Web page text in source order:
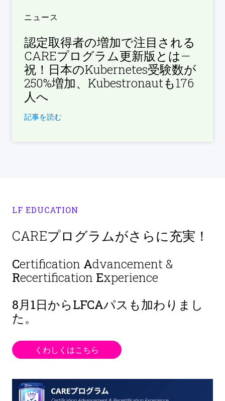
ニュース
認定取得者の増加で注目される
CAREプログラム更新版とは—
祝！日本のKubernetes受験数が
250%増加、Kubestronautも176
人へ
記事を読む
LF EDUCATION
CAREプログラムがさらに充実！
Certification Advancement &
Recertification Experience
8月1日からLFCAパスも加わりまし
た。
くわしくはこちら